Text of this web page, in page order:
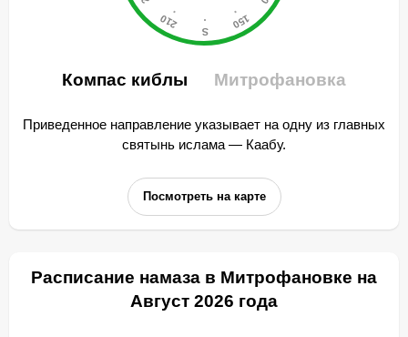
Компас киблы Митрофановка
Приведенное направление указывает на одну из главных
святынь ислама — Каабу.
Посмотреть на карте
Расписание намаза в Митрофановке на
Август 2026 года